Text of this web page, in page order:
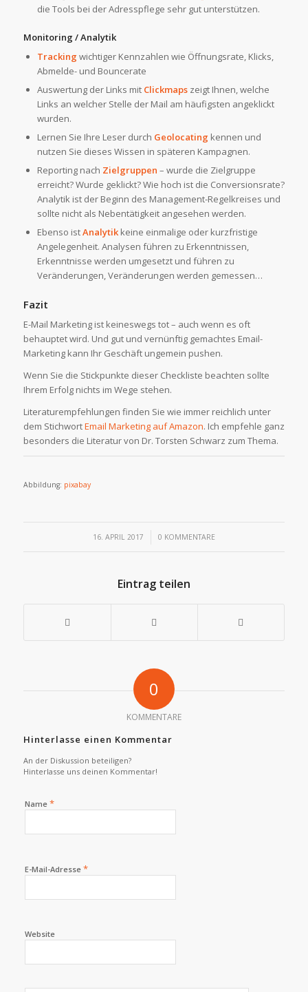
die Tools bei der Adresspflege sehr gut unterstützen.
Monitoring / Analytik
Tracking wichtiger Kennzahlen wie Öffnungsrate, Klicks,
Abmelde- und Bouncerate
Auswertung der Links mit Clickmapszeigt Ihnen, welche
Links an welcher Stelle der Mail am häufigsten angeklickt
wurden.
Lernen Sie Ihre Leser durch Geolocating kennen und
nutzen Sie dieses Wissen in späteren Kampagnen.
Reporting nach Zielgruppen – wurde die Zielgruppe
erreicht? Wurde geklickt? Wie hoch ist die Conversionsrate?
Analytik ist der Beginn des Management-Regelkreises und
sollte nicht als Nebentätigkeit angesehen werden.
Ebenso istAnalytikkeine einmalige oder kurzfristige
Angelegenheit. Analysen führen zu Erkenntnissen,
Erkenntnisse werden umgesetzt und führen zu
Veränderungen, Veränderungen werden gemessen…
Fazit
E-Mail Marketing ist keineswegs tot – auch wenn es oft
behauptet wird. Und gut und vernünftig gemachtes Email-
Marketing kann Ihr Geschäft ungemein pushen.
Wenn Sie die Stickpunkte dieser Checkliste beachten sollte
Ihrem Erfolg nichts im Wege stehen.
Literaturempfehlungen finden Sie wie immer reichlich unter
dem StichwortEmail Marketing auf Amazon. Ich empfehle ganz
besonders die Literatur von Dr. Torsten Schwarz zum Thema.
Abbildung: pixabay
16. APRIL 2017
/ 0 KOMMENTARE
Eintrag teilen
0
KOMMENTARE
Hinterlasse einen Kommentar
An der Diskussion beteiligen?
Hinterlasse uns deinen Kommentar!
Name *
E-Mail-Adresse *
Website